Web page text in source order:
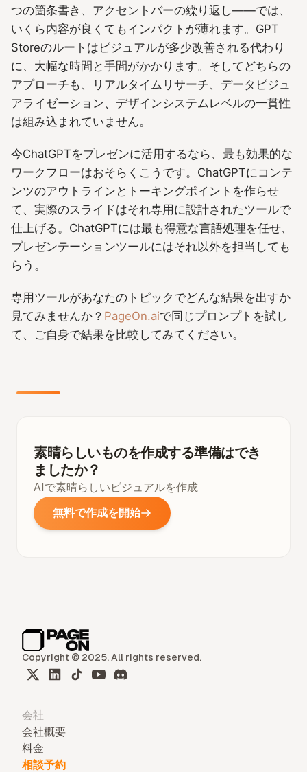
つの箇条書き、アクセントバーの繰り返し――では、
いくら内容が良くてもインパクトが薄れます。GPT
Storeのルートはビジュアルが多少改善される代わり
に、大幅な時間と手間がかかります。そしてどちらの
アプローチも、リアルタイムリサーチ、データビジュ
アライゼーション、デザインシステムレベルの一貫性
は組み込まれていません。
今ChatGPTをプレゼンに活用するなら、最も効果的な
ワークフローはおそらくこうです。ChatGPTにコンテ
ンツのアウトラインとトーキングポイントを作らせ
て、実際のスライドはそれ専用に設計されたツールで
仕上げる。ChatGPTには最も得意な言語処理を任せ、
プレゼンテーションツールにはそれ以外を担当しても
らう。
専用ツールがあなたのトピックでどんな結果を出すか
見てみませんか？ PageOn.aiで同じプロンプトを試し
て、ご自身で結果を比較してみてください。
素晴らしいものを作成する準備はでき
ましたか？
AIで素晴らしいビジュアルを作成
無料で作成を開始
Copyright © 2025. All rights reserved.
会社
会社概要
料金
相談予約